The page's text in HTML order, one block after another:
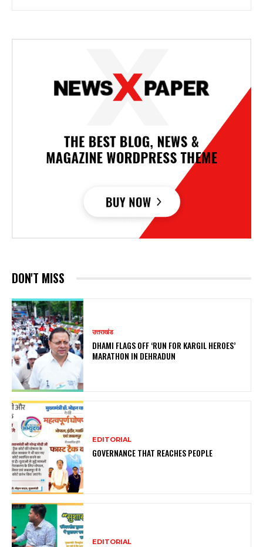
DON'T MISS
उत्तराखंड
DHAMI FLAGS OFF ‘RUN FOR KARGIL HEROES’
MARATHON IN DEHRADUN
EDITORIAL
GOVERNANCE THAT REACHES PEOPLE
EDITORIAL